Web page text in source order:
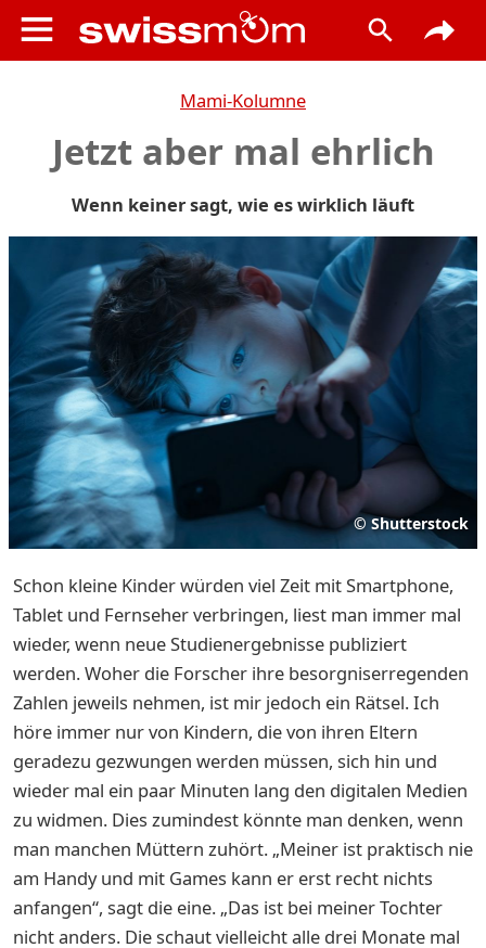
Mami-Kolumne
Jetzt aber mal ehrlich
Wenn keiner sagt, wie es wirklich läuft
© Shutterstock
Schon kleine Kinder würden viel Zeit mit Smartphone,
Tablet und Fernseher verbringen, liest man immer mal
wieder, wenn neue Studienergebnisse publiziert
werden. Woher die Forscher ihre besorgniserregenden
Zahlen jeweils nehmen, ist mir jedoch ein Rätsel. Ich
höre immer nur von Kindern, die von ihren Eltern
geradezu gezwungen werden müssen, sich hin und
wieder mal ein paar Minuten lang den digitalen Medien
zu widmen. Dies zumindest könnte man denken, wenn
man manchen Müttern zuhört. „Meiner ist praktisch nie
am Handy und mit Games kann er erst recht nichts
anfangen“, sagt die eine. „Das ist bei meiner Tochter
nicht anders. Die schaut vielleicht alle drei Monate mal